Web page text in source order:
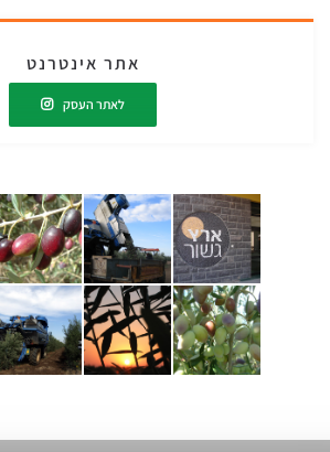
אתר אינטרנט
לאתר העסק